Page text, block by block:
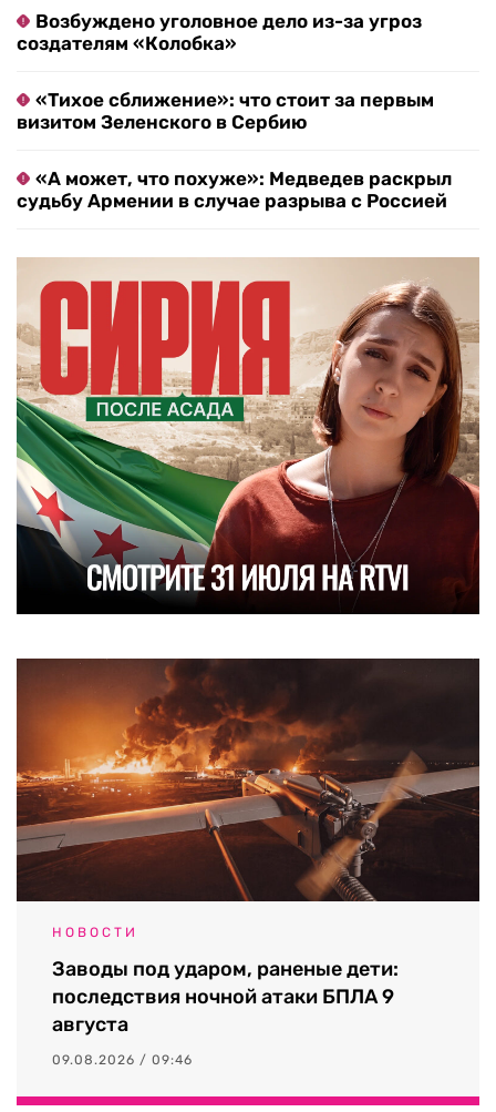
Возбуждено уголовное дело из-за угроз
создателям «Колобка»
«Тихое сближение»: что стоит за первым
визитом Зеленского в Сербию
«А может, что похуже»: Медведев раскрыл
судьбу Армении в случае разрыва с Россией
НОВОСТИ
Заводы под ударом, раненые дети:
последствия ночной атаки БПЛА 9
августа
09.08.2026 / 09:46